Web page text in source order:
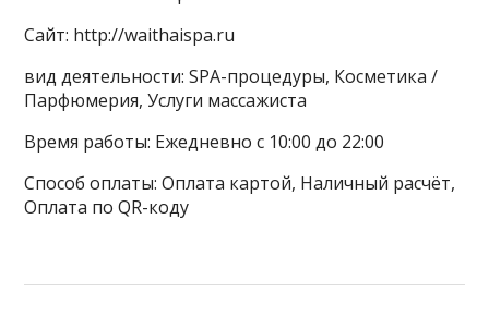
Сайт: http://waithaispa.ru
вид деятельности: SPA-процедуры, Косметика /
Парфюмерия, Услуги массажиста
Время работы: Ежедневно с 10:00 до 22:00
Способ оплаты: Оплата картой, Наличный расчёт,
Оплата по QR-коду